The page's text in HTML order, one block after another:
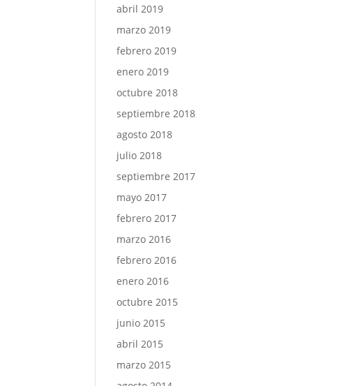
abril 2019
marzo 2019
febrero 2019
enero 2019
octubre 2018
septiembre 2018
agosto 2018
julio 2018
septiembre 2017
mayo 2017
febrero 2017
marzo 2016
febrero 2016
enero 2016
octubre 2015
junio 2015
abril 2015
marzo 2015